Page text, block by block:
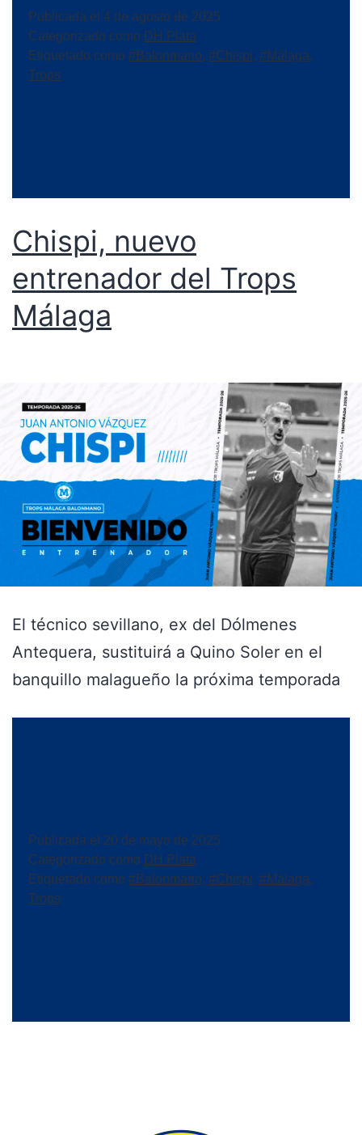
Publicada el 4 de agosto de 2025
Categorizado como DH Plata
Etiquetado como #Balonmano, #Chispi, #Málaga,
Trops
Chispi, nuevo
entrenador del Trops
Málaga
El técnico sevillano, ex del Dólmenes
Antequera, sustituirá a Quino Soler en el
banquillo malagueño la próxima temporada
Publicada el 20 de mayo de 2025
Categorizado como DH Plata
Etiquetado como #Balonmano, #Chispi, #Málaga,
Trops